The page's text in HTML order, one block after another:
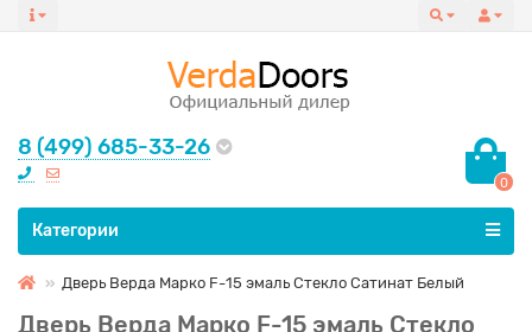
8 (499) 685-33-26
0
Все категории
Категории
Дверь Верда Марко F-15 эмаль Стекло Сатинат Белый
Дверь Верда Марко F-15 эмаль Стекло